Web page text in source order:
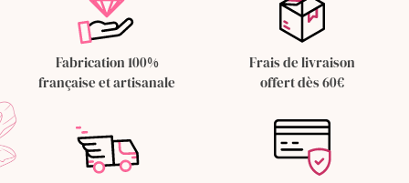
Fabrication 100%
française et artisanale
Frais de livraison
offert dès 60€